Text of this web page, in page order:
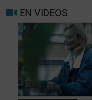
Mieux vivre avec la
migraine au
quotidien
EN VIDEOS